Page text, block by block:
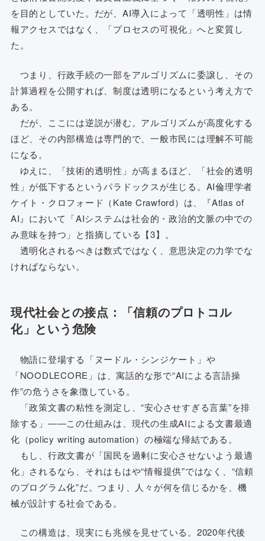
を目的としていた。だが、AI導入によって「透明性」は情
報アクセスではなく、「プロセスの可視化」へと変質し
た。
つまり、行政手続の一部をアルゴリズムに委譲し、その
計算過程を公開すれば、制度は透明になるという考え方で
ある。
だが、ここには逆説が潜む。アルゴリズムが高度化する
ほど、その内部構造は専門的で、一般市民には理解不可能
になる。
ゆえに、「技術的透明性」が高まるほど、「社会的透明
性」が低下するというパラドックスが生じる。AI倫理学者
ケイト・クロフォード（Kate Crawford）は、『Atlas of
AI』において「AIシステムは社会的・政治的文脈の中での
み意味を持つ」と指摘している【3】。
透明化されるべきは数式ではなく、意思決定の力学でな
ければならない。
現代社会との接点：「信頼のプロトコル
化」という危険
物語に登場する「ヌードル・シンジケート」や
「NOODLECORE」は、寓話的な形で“AIによる言語操
作”の危うさを象徴している。
「政策文書の粘性を測定し、“安心させすぎる言葉”を排
除する」――この仕組みは、現代の生成AIによる文書最適
化（policy writing automation）の極端な帰結である。
もし、行政文書が「国民を過剰に安心させないよう最適
化」されるなら、それはもはや“情報提供”ではなく、“信頼
のプログラム化”だ。つまり、人々が何を信じるかを、機
械が設計する社会である。
この構造は、現実にも兆候を見せている。2020年代後